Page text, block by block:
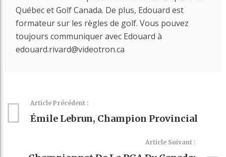
Québec et Golf Canada. De plus, Edouard est
formateur sur les règles de golf. Vous pouvez
toujours communiquer avec Edouard à
edouard.rivard@videotron.ca
Article Précédent :
Émile Lebrun, Champion Provincial
Article Suivant :